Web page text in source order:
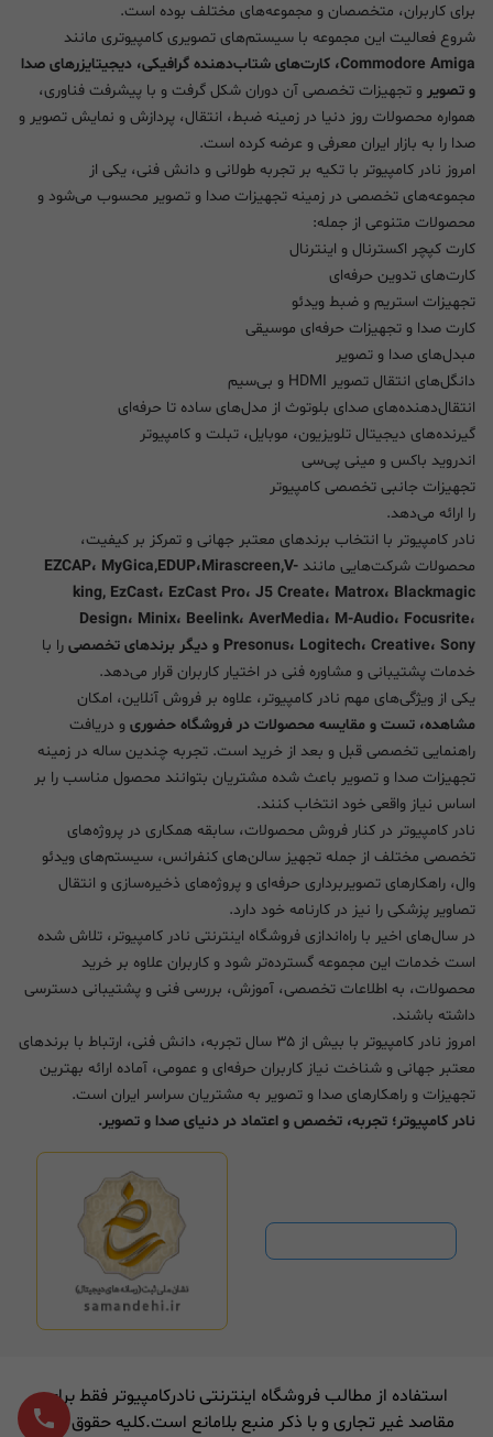
برای کاربران، متخصصان و مجموعه‌های مختلف بوده است.
شروع فعالیت این مجموعه با سیستم‌های تصویری کامپیوتری مانند
Commodore Amiga، کارت‌های شتاب‌دهنده گرافیکی، دیجیتایزرهای صدا
و تصویر و تجهیزات تخصصی آن دوران شکل گرفت و با پیشرفت فناوری،
همواره محصولات روز دنیا در زمینه ضبط، انتقال، پردازش و نمایش تصویر و
صدا را به بازار ایران معرفی و عرضه کرده است.
امروز نادر کامپیوتر با تکیه بر تجربه طولانی و دانش فنی، یکی از
مجموعه‌های تخصصی در زمینه تجهیزات صدا و تصویر محسوب می‌شود و
محصولات متنوعی از جمله:
کارت کپچر اکسترنال و اینترنال
کارت‌های تدوین حرفه‌ای
تجهیزات استریم و ضبط ویدئو
کارت صدا و تجهیزات حرفه‌ای موسیقی
مبدل‌های صدا و تصویر
دانگل‌های انتقال تصویر HDMI و بی‌سیم
انتقال‌دهنده‌های صدای بلوتوث از مدل‌های ساده تا حرفه‌ای
گیرنده‌های دیجیتال تلویزیون، موبایل، تبلت و کامپیوتر
اندروید باکس و مینی پی‌سی
تجهیزات جانبی تخصصی کامپیوتر
را ارائه می‌دهد.
نادر کامپیوتر با انتخاب برندهای معتبر جهانی و تمرکز بر کیفیت،
محصولات شرکت‌هایی مانند EZCAP، MyGica,EDUP،Mirascreen,V-
king, EzCast، EzCast Pro، J5 Create، Matrox، Blackmagic
Design، Minix، Beelink، AverMedia، M-Audio، Focusrite،
Presonus، Logitech، Creative، Sony و دیگر برندهای تخصصی
را با
خدمات پشتیبانی و مشاوره فنی در اختیار کاربران قرار می‌دهد.
یکی از ویژگی‌های مهم نادر کامپیوتر، علاوه بر فروش آنلاین، امکان
مشاهده، تست و مقایسه محصولات در فروشگاه حضوری و دریافت
راهنمایی تخصصی قبل و بعد از خرید است. تجربه چندین ساله در زمینه
تجهیزات صدا و تصویر باعث شده مشتریان بتوانند محصول مناسب را بر
اساس نیاز واقعی خود انتخاب کنند.
نادر کامپیوتر در کنار فروش محصولات، سابقه همکاری در پروژه‌های
تخصصی مختلف از جمله تجهیز سالن‌های کنفرانس، سیستم‌های ویدئو
وال، راهکارهای تصویربرداری حرفه‌ای و پروژه‌های ذخیره‌سازی و انتقال
تصاویر پزشکی را نیز در کارنامه خود دارد.
در سال‌های اخیر با راه‌اندازی فروشگاه اینترنتی نادر کامپیوتر، تلاش شده
است خدمات این مجموعه گسترده‌تر شود و کاربران علاوه بر خرید
محصولات، به اطلاعات تخصصی، آموزش، بررسی فنی و پشتیبانی دسترسی
داشته باشند.
امروز نادر کامپیوتر با بیش از ۳۵ سال تجربه، دانش فنی، ارتباط با برندهای
معتبر جهانی و شناخت نیاز کاربران حرفه‌ای و عمومی، آماده ارائه بهترین
تجهیزات و راهکارهای صدا و تصویر به مشتریان سراسر ایران است.
نادر کامپیوتر؛ تجربه، تخصص و اعتماد در دنیای صدا و تصویر.
استفاده از مطالب فروشگاه اینترنتی نادرکامپیوتر فقط برای
مقاصد غیر تجاری و با ذکر منبع بلامانع است.کلیه حقوق برای